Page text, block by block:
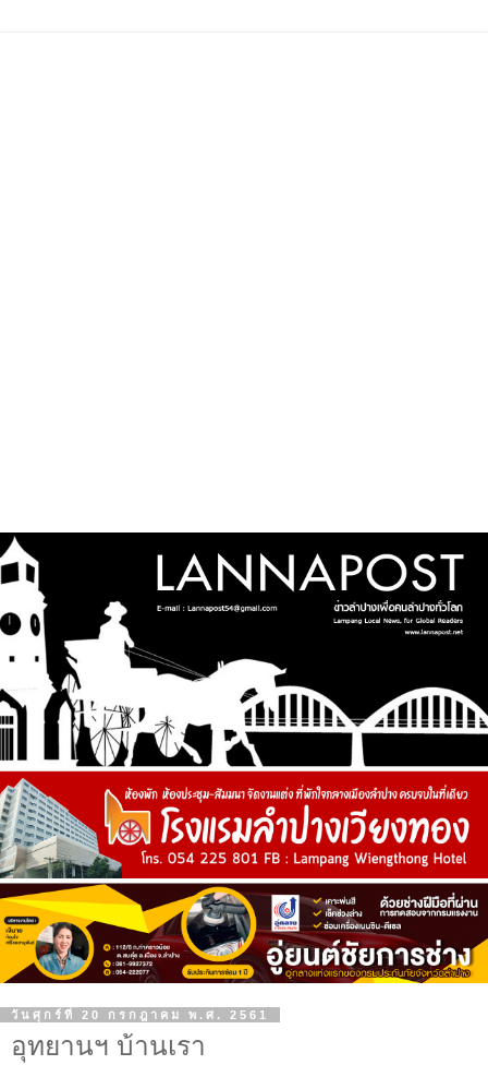
วันศุกร์ที่ 20 กรกฎาคม พ.ศ. 2561
อุทยานฯ บ้านเรา